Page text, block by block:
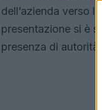
dell’azienda verso la
presentazione si è
presenza di autorità